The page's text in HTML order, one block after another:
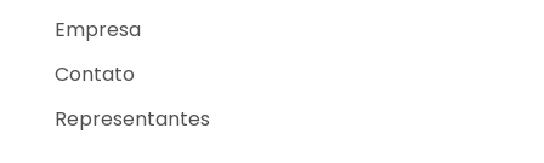
Empresa
Contato
Representantes